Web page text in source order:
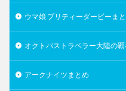
ウマ娘 プリティーダービーま
オクトパストラベラー大陸の
アークナイツまとめ